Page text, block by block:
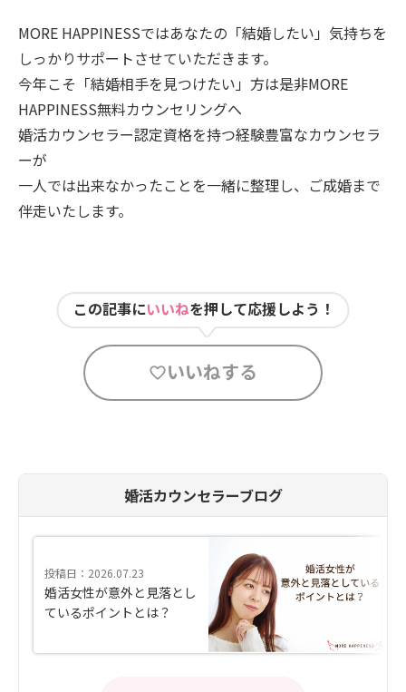
MORE HAPPINESSではあなたの「結婚したい」気持ちを
しっかりサポートさせていただきます。
今年こそ「結婚相手を見つけたい」方は是非MORE
HAPPINESS無料カウンセリングへ
婚活カウンセラー認定資格を持つ経験豊富なカウンセラ
ーが
一人では出来なかったことを一緒に整理し、ご成婚まで
伴走いたします。
この記事にいいねを押して応援しよう！
いいねする
婚活カウンセラーブログ
投稿日：2026.07.23
婚活女性が意外と見落とし
ているポイントとは？